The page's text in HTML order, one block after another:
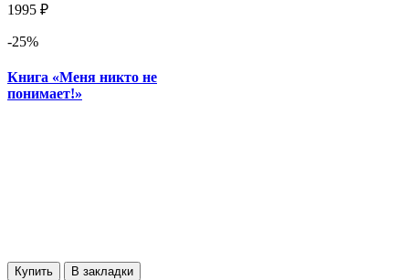
1995 ₽
-25%
Книга «Меня никто не
понимает!»
Купить В закладки